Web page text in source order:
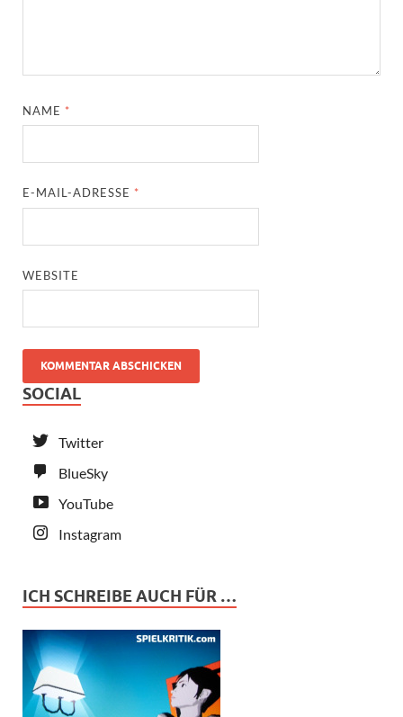
NAME *
E-MAIL-ADRESSE *
WEBSITE
SOCIAL
Twitter
BlueSky
YouTube
Instagram
ICH SCHREIBE AUCH FÜR …